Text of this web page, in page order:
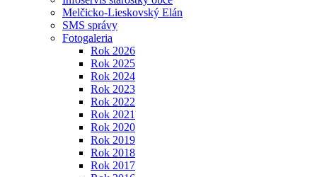
Melčicko-Lieskovský Elán
SMS správy
Fotogaleria
Rok 2026
Rok 2025
Rok 2024
Rok 2023
Rok 2022
Rok 2021
Rok 2020
Rok 2019
Rok 2018
Rok 2017